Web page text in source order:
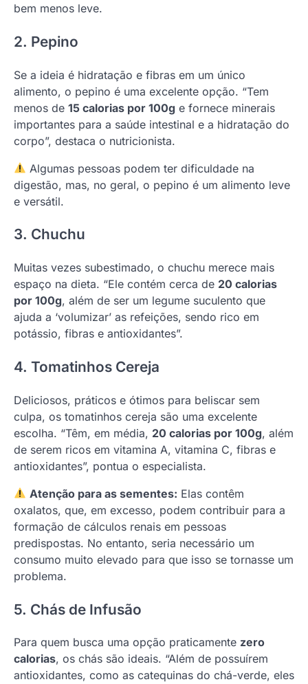
bem menos leve.
2. Pepino
Se a ideia é hidratação e fibras em um único
alimento, o pepino é uma excelente opção. “Tem
menos de 15 calorias por 100g e fornece minerais
importantes para a saúde intestinal e a hidratação do
corpo”, destaca o nutricionista.
Algumas pessoas podem ter dificuldade na
digestão, mas, no geral, o pepino é um alimento leve
e versátil.
3. Chuchu
Muitas vezes subestimado, o chuchu merece mais
espaço na dieta. “Ele contém cerca de 20 calorias
por 100g, além de ser um legume suculento que
ajuda a ‘volumizar’ as refeições, sendo rico em
potássio, fibras e antioxidantes”.
4. Tomatinhos Cereja
Deliciosos, práticos e ótimos para beliscar sem
culpa, os tomatinhos cereja são uma excelente
escolha. “Têm, em média, 20 calorias por 100g, além
de serem ricos em vitamina A, vitamina C, fibras e
antioxidantes”, pontua o especialista.
Atenção para as sementes: Elas contêm
oxalatos, que, em excesso, podem contribuir para a
formação de cálculos renais em pessoas
predispostas. No entanto, seria necessário um
consumo muito elevado para que isso se tornasse um
problema.
5. Chás de Infusão
Para quem busca uma opção praticamente zero
calorias, os chás são ideais. “Além de possuírem
antioxidantes, como as catequinas do chá-verde, eles